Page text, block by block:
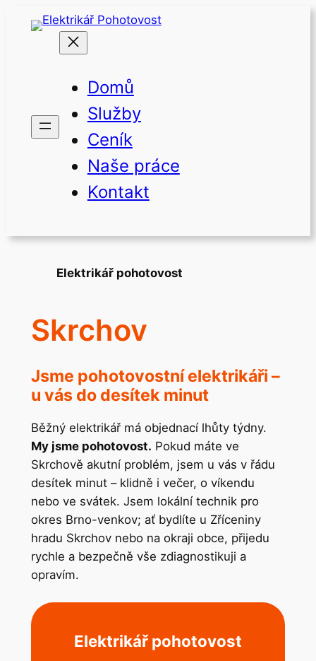
Přeskočit
Domů
Služby
Ceník
Naše práce
Kontakt
Elektrikář pohotovost
Skrchov
Jsme pohotovostní elektrikáři –
u vás do desítek minut
Běžný elektrikář má objednací lhůty týdny.
My jsme pohotovost. Pokud máte ve
Skrchově akutní problém, jsem u vás v řádu
desítek minut – klidně i večer, o víkendu
nebo ve svátek. Jsem lokální technik pro
okres Brno-venkov; ať bydlíte u Zříceniny
hradu Skrchov nebo na okraji obce, přijedu
rychle a bezpečně vše zdiagnostikuji a
opravím.
Elektrikář pohotovost